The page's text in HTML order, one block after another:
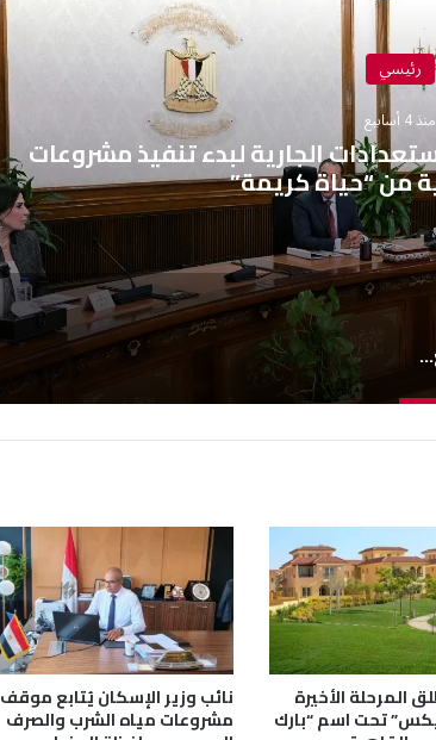
رئيسي
منذ 4 أسابيع
الجارية لبدء تنفيذ مشروعات
من “حياة كريمة”
رئيس الوزراء يتابع مستجدات الاستعدادات الجارية لبدء تنفيذ مشروعات المرحلة الثانية من “حياة كريمة”
المرحلة الأخيرة
تحت اسم “بارك
نائب وزير الإسكان يُتابع موقف
مشروعات مياه الشرب والصرف